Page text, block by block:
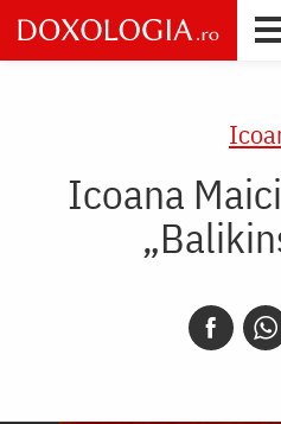
Skip
to
main
Icoana